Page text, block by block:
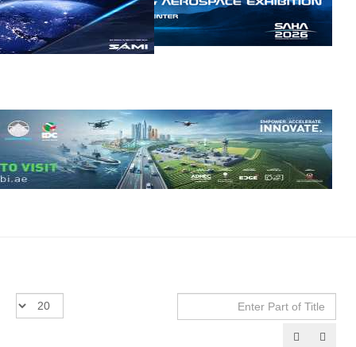
الأفريقية أكبر
سوق عالمي
لطائرة الهجوم
الخفيف
عاماً المقبلة، مع
توقعات بتوريد
نحو 150…
للمزيد
Enter
Part
عدد
الإظهارات: